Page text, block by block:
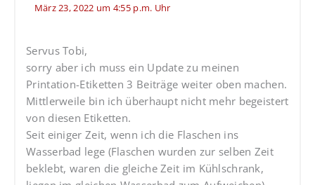
März 23, 2022 um 4:55 p.m. Uhr
Servus Tobi,
sorry aber ich muss ein Update zu meinen
Printation-Etiketten 3 Beiträge weiter oben machen.
Mittlerweile bin ich überhaupt nicht mehr begeistert
von diesen Etiketten.
Seit einiger Zeit, wenn ich die Flaschen ins
Wasserbad lege (Flaschen wurden zur selben Zeit
beklebt, waren die gleiche Zeit im Kühlschrank,